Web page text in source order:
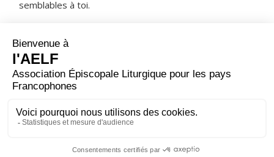
semblables à toi.
NOTRE PÈRE
ORAISON
Garde à ton peuple sa joie, Seigneur, toi qui refais ses
fils de Dieu, affermis-nous dans l’espérance de la
résurrection.